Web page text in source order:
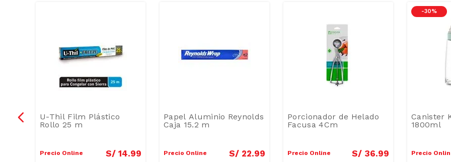
U-Thil Film Plástico
Rollo 25 m
Precio Online S/ 14.99
Papel Aluminio Reynolds
Caja 15.2 m
Precio Online S/ 22.99
Porcionador de Helado
Facusa 4Cm
Precio Online S/ 36.99
-30 %
Canister
1800ml
Precio